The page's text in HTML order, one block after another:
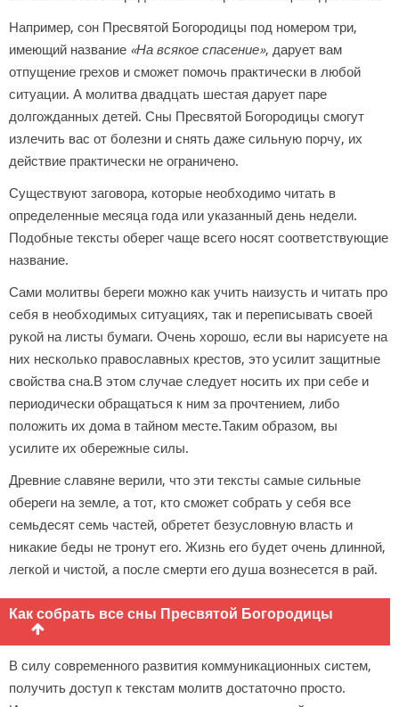
Например, сон Пресвятой Богородицы под номером три,
имеющий название «На всякое спасение», дарует вам
отпущение грехов и сможет помочь практически в любой
ситуации. А молитва двадцать шестая дарует паре
долгожданных детей. Сны Пресвятой Богородицы смогут
излечить вас от болезни и снять даже сильную порчу, их
действие практически не ограничено.
Существуют заговора, которые необходимо читать в
определенные месяца года или указанный день недели.
Подобные тексты оберег чаще всего носят соответствующие
название.
Сами молитвы береги можно как учить наизусть и читать про
себя в необходимых ситуациях, так и переписывать своей
рукой на листы бумаги. Очень хорошо, если вы нарисуете на
них несколько православных крестов, это усилит защитные
свойства сна.В этом случае следует носить их при себе и
периодически обращаться к ним за прочтением, либо
положить их дома в тайном месте.Таким образом, вы
усилите их обережные силы.
Древние славяне верили, что эти тексты самые сильные
обереги на земле, а тот, кто сможет собрать у себя все
семьдесят семь частей, обретет безусловную власть и
никакие беды не тронут его. Жизнь его будет очень длинной,
легкой и чистой, а после смерти его душа вознесется в рай.
Как собрать все сны Пресвятой Богородицы
В силу современного развития коммуникационных систем,
получить доступ к текстам молитв достаточно просто.